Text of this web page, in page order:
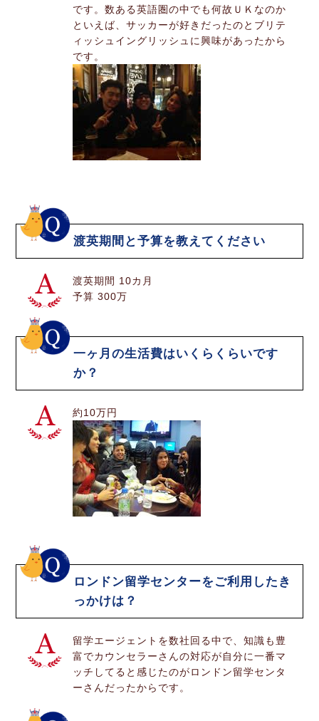
です。数ある英語圏の中でも何故ＵＫなのか
といえば、サッカーが好きだったのとブリテ
ィッシュイングリッシュに興味があったから
です。
渡英期間と予算を教えてください
渡英期間 10カ月
予算 300万
一ヶ月の生活費はいくらくらいです
か？
約10万円
ロンドン留学センターをご利用したき
っかけは？
留学エージェントを数社回る中で、知識も豊
富でカウンセラーさんの対応が自分に一番マ
ッチしてると感じたのがロンドン留学センタ
ーさんだったからです。